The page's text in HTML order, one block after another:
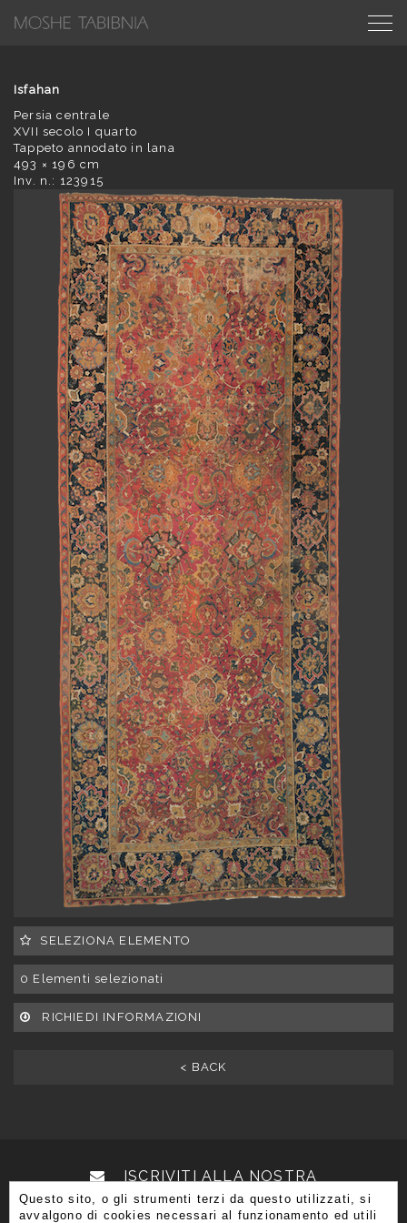
Isfahan
Persia centrale
XVII secolo I quarto
Tappeto annodato in lana
493 × 196 cm
Inv. n.: 123915
SELEZIONA ELEMENTO
0 Elementi selezionati
RICHIEDI INFORMAZIONI
< BACK
ISCRIVITI ALLA NOSTRA
NEWSLETTER
Questo sito, o gli strumenti terzi da questo utilizzati, si
avvalgono di cookies necessari al funzionamento ed utili